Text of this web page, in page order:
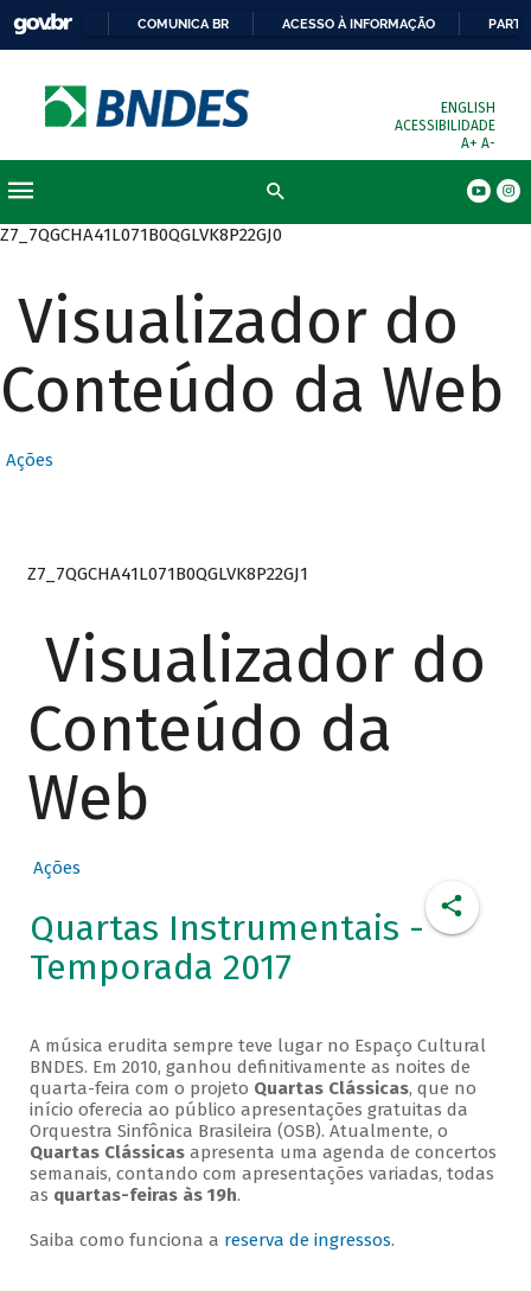
COMUNICA BR ACESSO À INFORMAÇÃO
ENGLISH
ACESSIBILIDADE
A+ A-
Z7_7QGCHA41L071B0QGLVK8P22GJ0
Visualizador do
Conteúdo da Web
Ações
Z7_7QGCHA41L071B0QGLVK8P22GJ1
Visualizador do
Conteúdo da
Web
Ações
Quartas Instrumentais -
Temporada 2017
A música erudita sempre teve lugar no Espaço Cultural
BNDES. Em 2010, ganhou definitivamente as noites de
quarta-feira com o projeto Quartas Clássicas, que no
início oferecia ao público apresentações gratuitas da
Orquestra Sinfônica Brasileira (OSB). Atualmente, o
Quartas Clássicasapresenta uma agenda de concertos
semanais, contando com apresentações variadas, todas
as quartas-feiras às 19h.
Saiba como funciona a reserva de ingressos.